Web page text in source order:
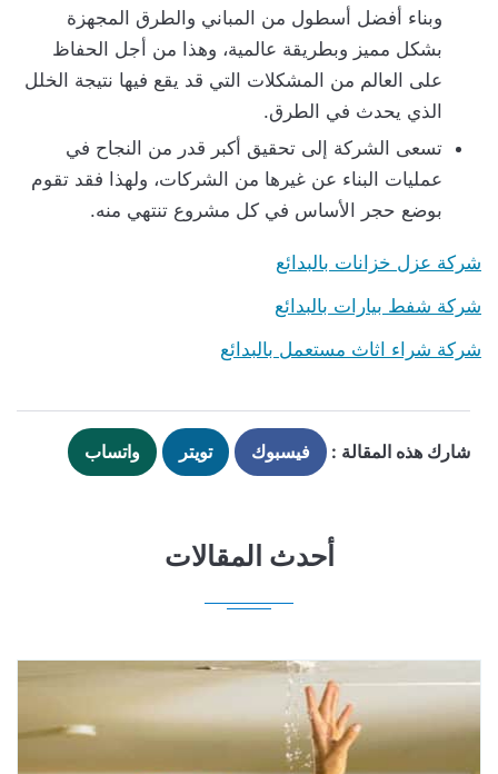
وبناء أفضل أسطول من المباني والطرق المجهزة
بشكل مميز وبطريقة عالمية، وهذا من أجل الحفاظ
على العالم من المشكلات التي قد يقع فيها نتيجة الخلل
الذي يحدث في الطرق.
تسعى الشركة إلى تحقيق أكبر قدر من النجاح في
عمليات البناء عن غيرها من الشركات، ولهذا فقد تقوم
بوضع حجر الأساس في كل مشروع تنتهي منه.
شركة عزل خزانات بالبدائع
شركة شفط بيارات بالبدائع
شركة شراء اثاث مستعمل بالبدائع
شارك هذه المقالة : فيسبوك تويتر واتساب
أحدث المقالات